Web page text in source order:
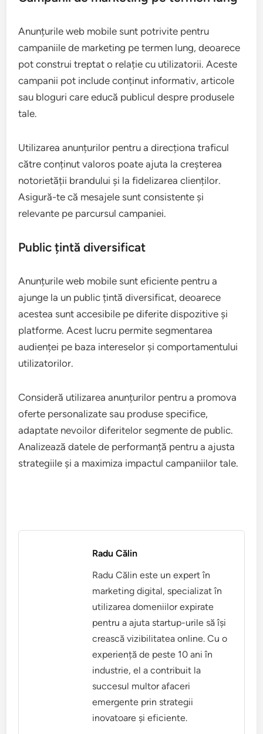
Anunțurile web mobile sunt potrivite pentru
campaniile de marketing pe termen lung, deoarece
pot construi treptat o relație cu utilizatorii. Aceste
campanii pot include conținut informativ, articole
sau bloguri care educă publicul despre produsele
tale.
Utilizarea anunțurilor pentru a direcționa traficul
către conținut valoros poate ajuta la creșterea
notorietății brandului și la fidelizarea clienților.
Asigură-te că mesajele sunt consistente și
relevante pe parcursul campaniei.
Public țintă diversificat
Anunțurile web mobile sunt eficiente pentru a
ajunge la un public țintă diversificat, deoarece
acestea sunt accesibile pe diferite dispozitive și
platforme. Acest lucru permite segmentarea
audienței pe baza intereselor și comportamentului
utilizatorilor.
Consideră utilizarea anunțurilor pentru a promova
oferte personalizate sau produse specifice,
adaptate nevoilor diferitelor segmente de public.
Analizează datele de performanță pentru a ajusta
strategiile și a maximiza impactul campaniilor tale.
Radu Călin
Radu Călin este un expert în
marketing digital, specializat în
utilizarea domeniilor expirate
pentru a ajuta startup-urile să își
crească vizibilitatea online. Cu o
experiență de peste 10 ani în
industrie, el a contribuit la
succesul multor afaceri
emergente prin strategii
inovatoare și eficiente.